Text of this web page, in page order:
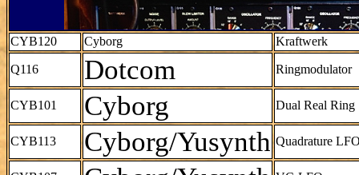
CYB120 Cyborg Kraftwerk
Q116 Dotcom Ringmodulator
CYB101 Cyborg Dual Real Ring
CYB113 Cyborg/Yusynth Quadrature